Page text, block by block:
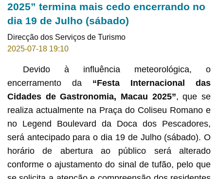
2025” termina mais cedo encerrando no
dia 19 de Julho (sábado)
Direcção dos Serviços de Turismo
2025-07-18 19:10
Devido à influência meteorológica, o
encerramento da “Festa Internacional das
Cidades de Gastronomia, Macau 2025”, que se
realiza actualmente na Praça do Coliseu Romano e
no Legend Boulevard da Doca dos Pescadores,
será antecipado para o dia 19 de Julho (sábado). O
horário de abertura ao público será alterado
conforme o ajustamento do sinal de tufão, pelo que